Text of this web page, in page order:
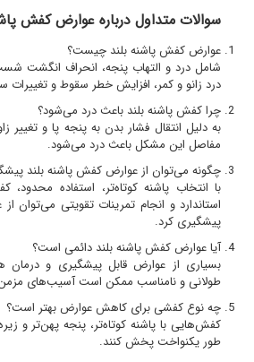
سوالات متداول درباره عوارض کفش
عوارض کفش پاشنه بلند چیست؟
شامل درد و التهاب پنجه، انحراف انگشت
درد زانو و کمر، افزایش خطر سقوط و
چرا کفش پاشنه بلند باعث درد می‌شود؟
به دلیل انتقال فشار بدن به پنجه پا و تغییر
مفاصل این مشکل باعث درد می‌شود.
چگونه می‌توان از عوارض کفش پاشنه بلند
با انتخاب پاشنه کوتاه‌تر، استفاده
استاندارد و انجام تمرینات تقویتی می‌توان
پیشگیری کرد.
آیا عوارض کفش پاشنه بلند دائمی است؟
بسیاری از عوارض قابل پیشگیری و درمان
طولانی و نامناسب ممکن است آسیب‌های مزمن
چه نوع کفشی برای کاهش عوارض بهتر است؟
کفش‌هایی با پاشنه کوتاه‌تر، پنجه پهن‌تر و
طور یکنواخت پخش کنند.